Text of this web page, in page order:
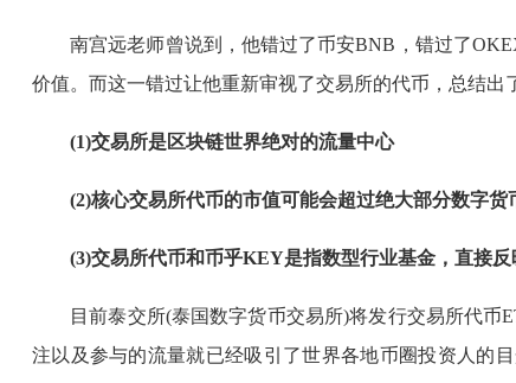
南宫远老师曾说到，他错过了币安BNB，错过了
价值。而这一错过让他重新审视了交易所的代币，总结出
(1)交易所是区块链世界绝对的流量中心
(2)核心交易所代币的市值可能会超过绝大部分数字货
(3)交易所代币和币乎KEY是指数型行业基金，直接反
目前泰交所(泰国数字货币交易所)将发行交易所代币
注以及参与的流量就已经吸引了世界各地币圈投资人的